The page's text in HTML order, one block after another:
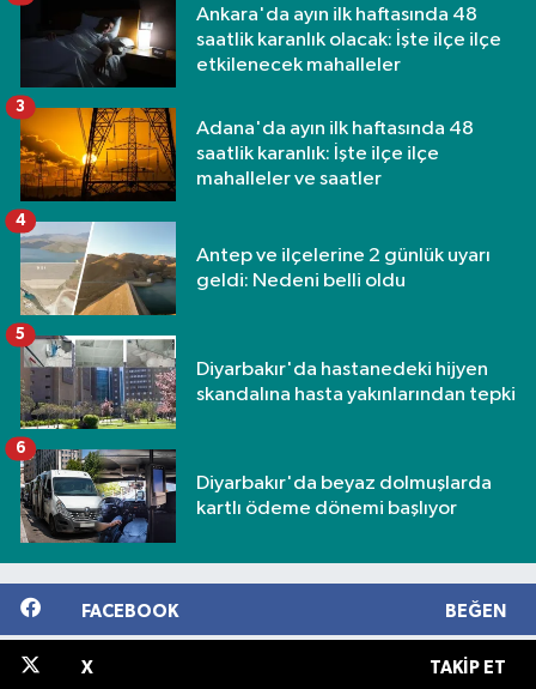
Ankara'da ayın ilk haftasında 48
saatlik karanlık olacak: İşte ilçe ilçe
etkilenecek mahalleler
Adana'da ayın ilk haftasında 48
saatlik karanlık: İşte ilçe ilçe
mahalleler ve saatler
3
Antep ve ilçelerine 2 günlük uyarı
geldi: Nedeni belli oldu
4
Diyarbakır'da hastanedeki hijyen
skandalına hasta yakınlarından tepki
5
Diyarbakır'da beyaz dolmuşlarda
kartlı ödeme dönemi başlıyor
6
FACEBOOK BEĞEN
X TAKIP ET